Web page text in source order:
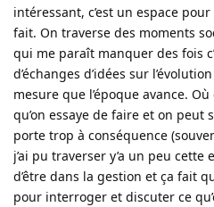
intéressant, c’est un espace
fait. On traverse des moments
qui me paraît manquer des fois
d’échanges d’idées sur
mesure que l’époque avance.
qu’on essaye de faire et on peut
porte trop à conséquence
j’ai pu traverser y’a un peu cette
d’être dans la gestion et ça fait
pour interroger et discuter ce